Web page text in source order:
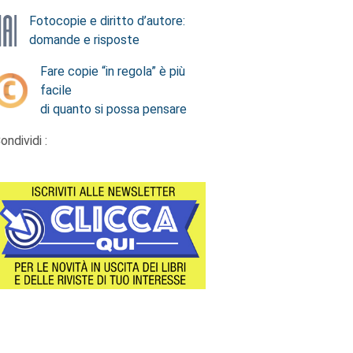
Fotocopie e diritto d’autore:
domande e risposte
Fare copie “in regola” è più
facile
di quanto si possa pensare
: